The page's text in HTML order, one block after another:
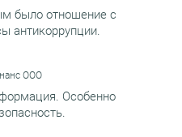
было отношение с
антикоррупции.
ООО
Особенно